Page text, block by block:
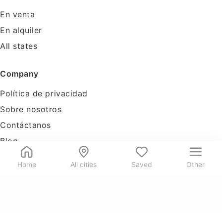
Home All cities Saved Other
En venta
En alquiler
All states
Company
Política de privacidad
Sobre nosotros
Contáctanos
Blog
Tools